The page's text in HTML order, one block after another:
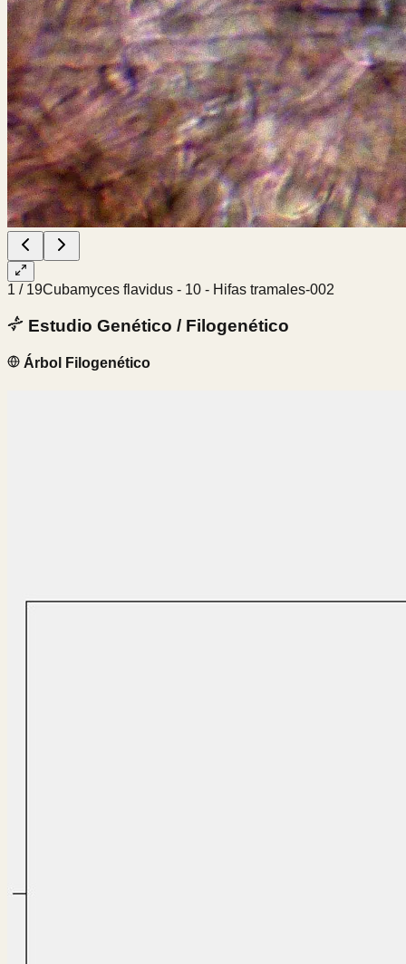
1 / 19Cubamyces flavidus - 10 - Hifas tramales-002
Estudio Genético / Filogenético
Árbol Filogenético